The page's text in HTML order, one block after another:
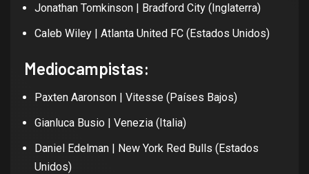
Jonathan Tomkinson | Bradford City (Inglaterra)
Caleb Wiley | Atlanta United FC (Estados Unidos)
Mediocampistas:
Paxten Aaronson | Vitesse (Países Bajos)
Gianluca Busio | Venezia (Italia)
Daniel Edelman | New York Red Bulls (Estados
Unidos)